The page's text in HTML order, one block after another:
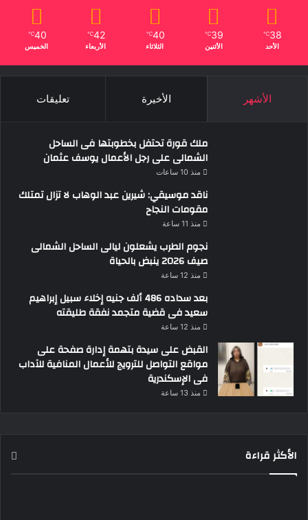
38
℃
الأحد
39
℃
الأثنين
40
℃
الثلاثاء
42
℃
الأربعاء
40
℃
الخميس
الأشهر الأخيرة تعليقات
ملك قورة تحتفل بخطوبتها فى الساحل
الشمالى على رجل الأعمال يوسف عثمان
منذ 10 ساعات
ناقد موسيقي: شيرين عبد الوهاب لا تزال تمتلك
مقومات النجاح
منذ 11 ساعة
نجوم الطرب يشعلون ليالى الساحل الشمالى
صيف 2026 ينبض بالحياة
منذ 12 ساعة
بعد سداده 486 ألف جنيه إخلاء سبيل إبراهيم
سعيد فى قضية متجمد نفقة طليقته
منذ 12 ساعة
القبض على سيدة بتهمة إدارة صفحة على
مواقع التواصل للترويج للأعمال المنافية للآداب
فى الإسكندرية
منذ 13 ساعة
الأكثر قراءة